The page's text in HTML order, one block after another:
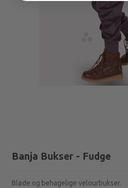
Banja Bukser - Fudge
Bløde og behagelige velourbukser.